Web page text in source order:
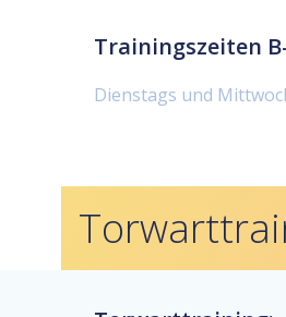
Trainingszeiten
Dienstags und